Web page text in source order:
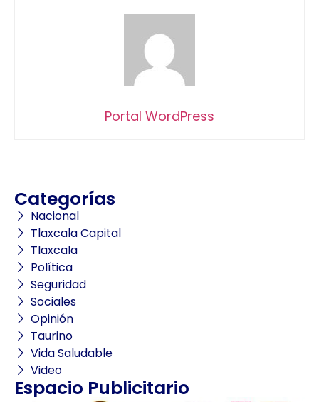
Portal WordPress
Categorías
Nacional
Tlaxcala Capital
Tlaxcala
Política
Seguridad
Sociales
Opinión
Taurino
Vida Saludable
Video
Espacio Publicitario